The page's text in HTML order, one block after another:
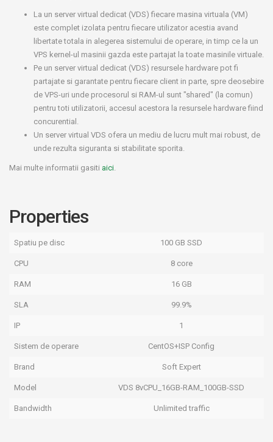
La un server virtual dedicat (VDS) fiecare masina virtuala (VM)
este complet izolata pentru fiecare utilizator acestia avand
libertate totala in alegerea sistemului de operare, in timp ce la un
VPS kernel-ul masinii gazda este partajat la toate masinile virtuale.
Pe un server virtual dedicat (VDS) resursele hardware pot fi
partajate si garantate pentru fiecare client in parte, spre deosebire
de VPS-uri unde procesorul si RAM-ul sunt "shared" (la comun)
pentru toti utilizatorii, accesul acestora la resursele hardware fiind
concurential.
Un server virtual VDS ofera un mediu de lucru mult mai robust, de
unde rezulta siguranta si stabilitate sporita.
Mai multe informatii gasiti aici.
Properties
Spatiu pe disc 100 GB SSD
CPU 8 core
RAM 16 GB
SLA 99.9%
IP 1
Sistem de operare CentOS+ISP Config
Brand Soft Expert
Model VDS 8vCPU_16GB-RAM_100GB-SSD
Bandwidth Unlimited traffic